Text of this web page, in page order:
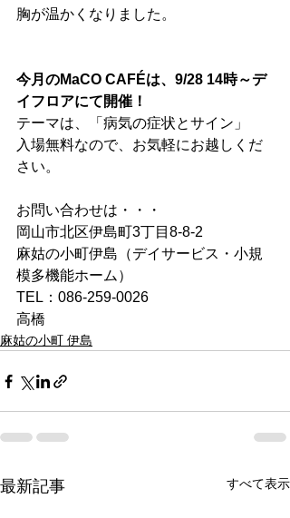
胸が温かくなりました。
今月のMaCO CAFÉは、9/28 14時～デ
イフロアにて開催！
テーマは、「病気の症状とサイン」
入場無料なので、お気軽にお越しくだ
さい。
お問い合わせは・・・
岡山市北区伊島町3丁目8-8-2
麻姑の小町伊島（デイサービス・小規
模多機能ホーム）
TEL：086-259-0026
高橋
麻姑の小町 伊島
最新記事 すべて表示